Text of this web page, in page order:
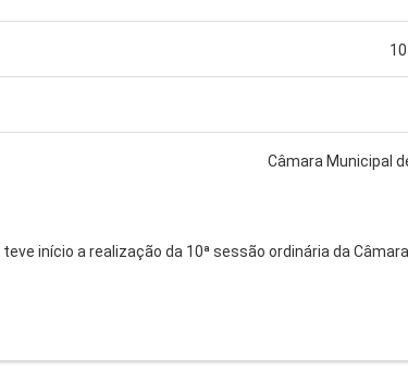
Câmara Municipal
início a realização da 10ª sessão ordinária da